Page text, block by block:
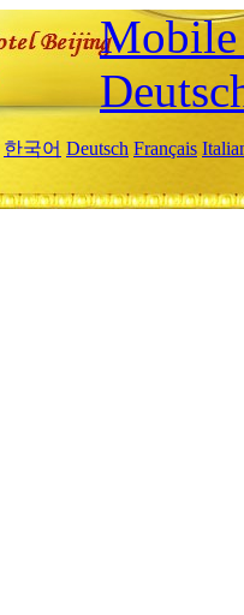
Mobile
한국어 Deutsch Français